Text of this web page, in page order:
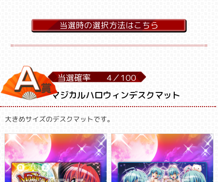
当選時の選択方法はこちら
当選確率 4／100
マジカルハロウィンデスクマット
大きめサイズのデスクマットです。